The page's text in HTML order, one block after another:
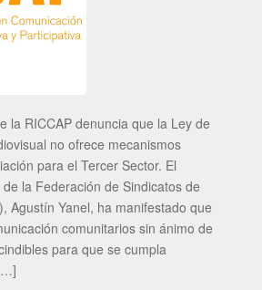
la RICCAP denuncia que la Ley de
no ofrece mecanismos
para el Tercer Sector. El
la Federación de Sindicatos de
Agustín Yanel, ha manifestado que
comunitarios sin ánimo de
para que se cumpla